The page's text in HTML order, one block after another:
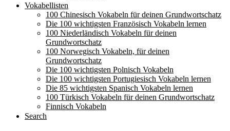
Vokabellisten
100 Chinesisch Vokabeln für deinen Grundwortschatz
Die 100 wichtigsten Französisch Vokabeln lernen
100 Niederländisch Vokabeln für deinen
Grundwortschatz
100 Norwegisch Vokabeln, für deinen
Grundwortschatz
Die 100 wichtigsten Polnisch Vokabeln
Die 100 wichtigsten Portugiesisch Vokabeln lernen
Die 85 wichtigsten Spanisch Vokabeln lernen
100 Türkisch Vokabeln für deinen Grundwortschatz
Finnisch Vokabeln
Search